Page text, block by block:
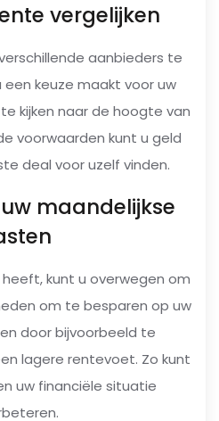
vergelijken
aanbieders te
keuze maakt voor uw
kijken naar de hoogte van
voorwaarden kunt u geld
deal voor uzelf vinden.
maandelijkse
kunt u overwegen om
om te besparen op uw
door bijvoorbeeld te
lagere rentevoet. Zo kunt
uw financiële situatie